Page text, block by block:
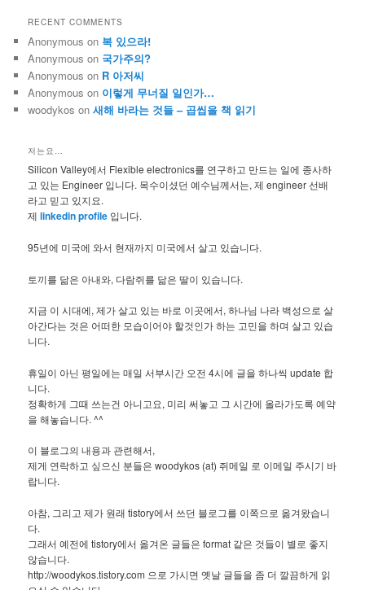
RECENT COMMENTS
Anonymous on 복 있으라!
Anonymous on 국가주의?
Anonymous on R 아저씨
Anonymous on 이렇게 무너질 일인가…
woodykos on새해 바라는 것들 – 곱씹을 책 읽기
저는요…
Silicon Valley에서 Flexible electronics를 연구하고 만드는 일에 종사하
고 있는 Engineer 입니다. 목수이셨던 예수님께서는, 제 engineer 선배
라고 믿고 있지요.
제linkedin profile 입니다.
95년에 미국에 와서 현재까지 미국에서 살고 있습니다.
토끼를 닮은 아내와, 다람쥐를 닮은 딸이 있습니다.
지금 이 시대에, 제가 살고 있는 바로 이곳에서, 하나님 나라 백성으로 살
아간다는 것은 어떠한 모습이어야 할것인가 하는 고민을 하며 살고 있습
니다.
휴일이 아닌 평일에는 매일 서부시간 오전 4시에 글을 하나씩 update 합
니다.
정확하게 그때 쓰는건 아니고요, 미리 써놓고 그 시간에 올라가도록 예약
을 해놓습니다. ^^
이 블로그의 내용과 관련해서,
제게 연락하고 싶으신 분들은 woodykos (at) 쥐메일 로 이메일 주시기 바
랍니다.
아참, 그리고 제가 원래 tistory에서 쓰던 블로그를 이쪽으로 옮겨왔습니
다.
그래서 예전에 tistory에서 옮겨온 글들은 format 같은 것들이 별로 좋지
않습니다.
http://woodykos.tistory.com 으로 가시면 옛날 글들을 좀 더 깔끔하게 읽